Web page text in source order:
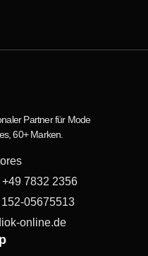
Partner für Mode
60+ Marken.
7832 2356
05675513
online.de